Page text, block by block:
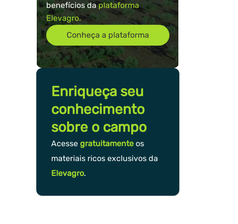
benefícios daplataforma
Elevagro.
Conheça a plataforma
Enriqueça seu
conhecimento
sobre o campo
Acesse gratuitamenteos
materiais ricos exclusivos da
Elevagro.